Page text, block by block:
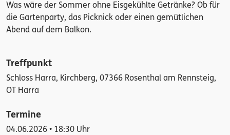
Was wäre der Sommer ohne Eisgekühlte Getränke? Ob für
die Gartenparty, das Picknick oder einen gemütlichen
Abend auf dem Balkon.
Treffpunkt
Schloss Harra, Kirchberg, 07366 Rosenthal am Rennsteig,
OT Harra
Termine
04.06.2026 • 18:30 Uhr